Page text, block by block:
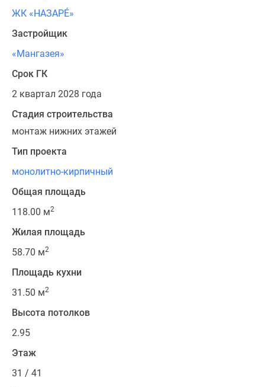
ЖК «НАЗАРÉ»
Застройщик
«Мангазея»
Срок ГК
2 квартал 2028 года
Стадия строительства
монтаж нижних этажей
Тип проекта
монолитно-кирпичный
Общая площадь
118.00 м2
Жилая площадь
58.70 м2
Площадь кухни
31.50 м2
Высота потолков
2.95
Этаж
31 / 41